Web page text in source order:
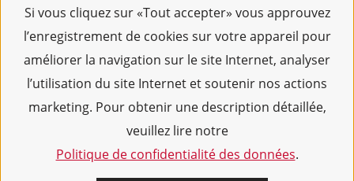
Si vous cliquez sur «Tout accepter» vous approuvez
l’enregistrement de cookies sur votre appareil pour
améliorer la navigation sur le site Internet, analyser
l’utilisation du site Internet et soutenir nos actions
marketing. Pour obtenir une description détaillée,
veuillez lire notre
Politique de confidentialité des données.